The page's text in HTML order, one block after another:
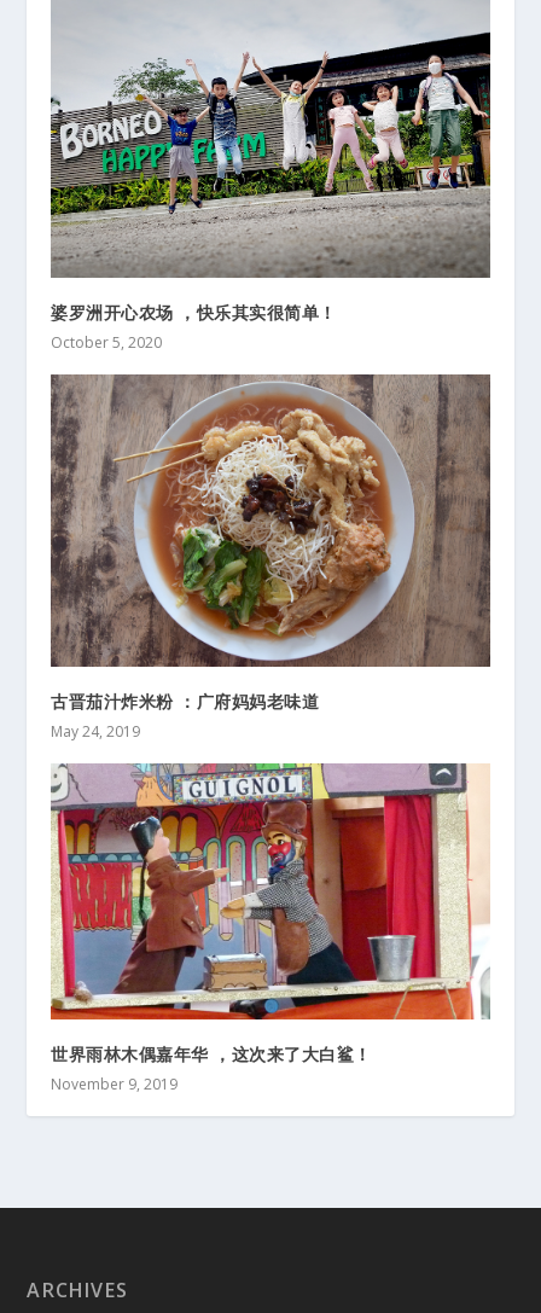
婆罗洲开心农场 ，快乐其实很简单！
October 5, 2020
古晋茄汁炸米粉 ：广府妈妈老味道
May 24, 2019
世界雨林木偶嘉年华 ，这次来了大白鲨！
November 9, 2019
ARCHIVES